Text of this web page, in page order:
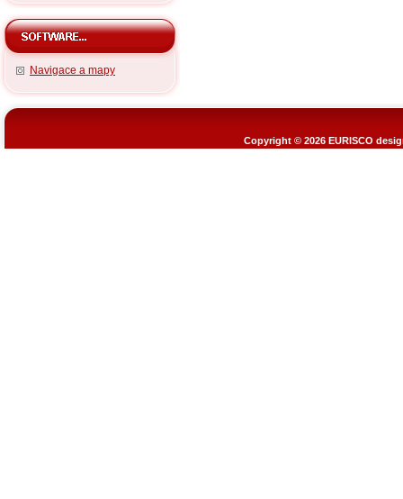
Navigace a mapy
Copyright © 2026 EURISCO